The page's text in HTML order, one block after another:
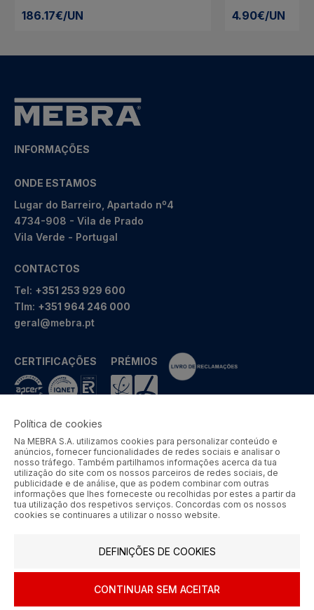
186.17€/UN 4.90€/UN
INFORMAÇÕES
ONDE ESTAMOS
Lugar do Barreiro, Apartado nº4
4734-908 - Vila de Prado
Vila Verde - Portugal
CONTACTOS
Tel: +351 253 929 600
Tlm: +351 964 246 000
geral@mebra.pt
CERTIFICAÇÕES PRÉMIOS
MEBRA - Comércio por Grosso de Metais e Acessórios de Braga
S.A. © 2026 Todos os direitos reservados.
Aos preços apresentados acresce IVA à taxa em vigor.
SIGA-NOS
Política de cookies
Na MEBRA S.A. utilizamos cookies para personalizar conteúdo e
anúncios, fornecer funcionalidades de redes sociais e analisar o
nosso tráfego. Também partilhamos informações acerca da tua
utilização do site com os nossos parceiros de redes sociais, de
publicidade e de análise, que as podem combinar com outras
informações que lhes forneceste ou recolhidas por estes a partir da
tua utilização dos respetivos serviços. Concordas com os nossos
cookies se continuares a utilizar o nosso website.
DEFINIÇÕES DE COOKIES
CONTINUAR SEM ACEITAR